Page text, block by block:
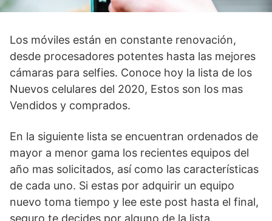
Los móviles están en constante renovación,
desde procesadores potentes hasta las mejores
cámaras para selfies. Conoce hoy la lista de los
Nuevos celulares del 2020, Estos son los mas
Vendidos y comprados.
En la siguiente lista se encuentran ordenados de
mayor a menor gama los recientes equipos del
año mas solicitados, así como las características
de cada uno. Si estas por adquirir un equipo
nuevo toma tiempo y lee este post hasta el final,